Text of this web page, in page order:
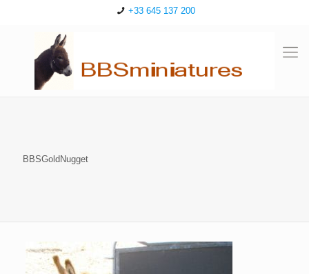
+33 645 137 200
BBSGoldNugget